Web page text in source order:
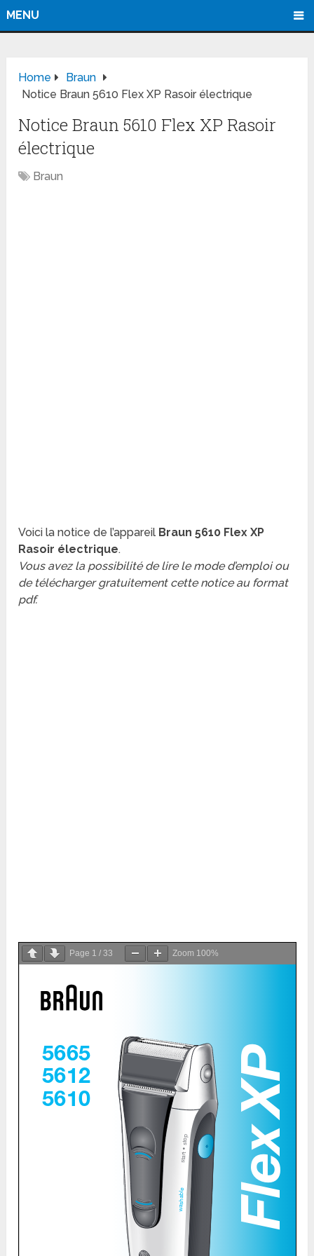
MENU
Home
Braun
Notice Braun 5610 Flex XP Rasoir électrique
Notice Braun 5610 Flex XP Rasoir
électrique
Braun
Voici la notice de l’appareil Braun 5610 Flex XP
Rasoir électrique.
Vous avez la possibilité de lire le mode d’emploi ou
de télécharger gratuitement cette notice au format
pdf.
Page 1 /33 Zoom 100%